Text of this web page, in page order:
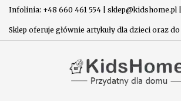
Infolinia: +48 660 461 554 | sklep@kidshome.pl |
Sklep oferuje głównie artykuły dla dzieci oraz